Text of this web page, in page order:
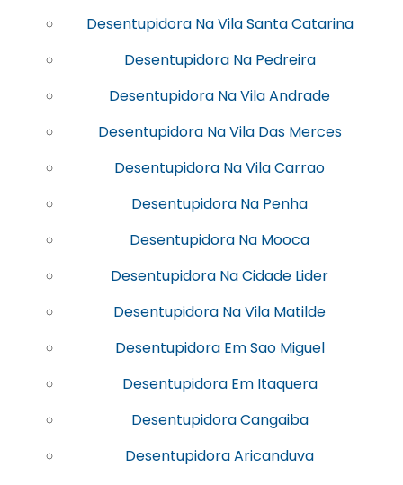
Desentupidora Na Vila Santa Catarina
Desentupidora Na Pedreira
Desentupidora Na Vila Andrade
Desentupidora Na Vila Das Merces
Desentupidora Na Vila Carrao
Desentupidora Na Penha
Desentupidora Na Mooca
Desentupidora Na Cidade Lider
Desentupidora Na Vila Matilde
Desentupidora Em Sao Miguel
Desentupidora Em Itaquera
Desentupidora Cangaiba
Desentupidora Aricanduva